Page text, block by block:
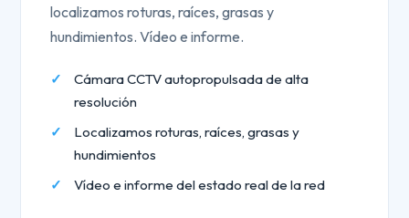
localizamos roturas, raíces, grasas y
hundimientos. Vídeo e informe.
Cámara CCTV autopropulsada de alta
resolución
Localizamos roturas, raíces, grasas y
hundimientos
Vídeo e informe del estado real de la red